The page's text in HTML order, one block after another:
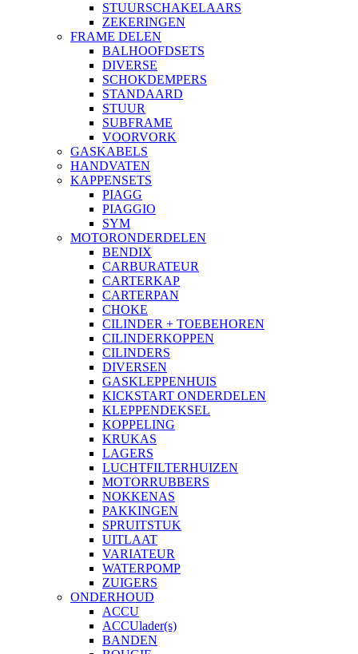
STUURSCHAKELAARS
ZEKERINGEN
FRAME DELEN
BALHOOFDSETS
DIVERSE
SCHOKDEMPERS
STANDAARD
STUUR
SUBFRAME
VOORVORK
GASKABELS
HANDVATEN
KAPPENSETS
PIAGG
PIAGGIO
SYM
MOTORONDERDELEN
BENDIX
CARBURATEUR
CARTERKAP
CARTERPAN
CHOKE
CILINDER + TOEBEHOREN
CILINDERKOPPEN
CILINDERS
DIVERSEN
GASKLEPPENHUIS
KICKSTART ONDERDELEN
KLEPPENDEKSEL
KOPPELING
KRUKAS
LAGERS
LUCHTFILTERHUIZEN
MOTORRUBBERS
NOKKENAS
PAKKINGEN
SPRUITSTUK
UITLAAT
VARIATEUR
WATERPOMP
ZUIGERS
ONDERHOUD
ACCU
ACCUlader(s)
BANDEN